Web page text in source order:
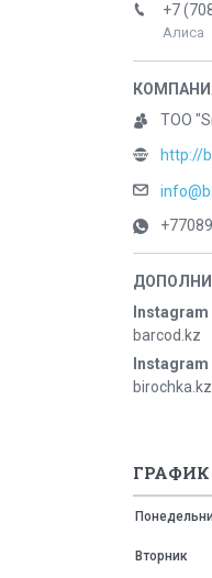
+7
Алиса
ТОО
http://
Instagram
barcod.kz
Instagram
birochka.kz
Вторник